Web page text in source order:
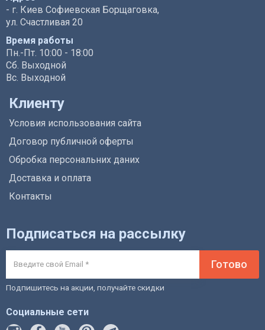
- г. Киев Софиевская Борщаговка,
ул. Счастливая 20
Время работы
Пн.-Пт. 10:00 - 18:00
Сб. Выходной
Вс. Выходной
Клиенту
Условия использования сайта
Договор публичной оферты
Обробка персональних даних
Доставка и оплата
Контакты
Подписаться на рассылку
Готово
Подпишитесь на акции, получайте скидки
Социальные сети